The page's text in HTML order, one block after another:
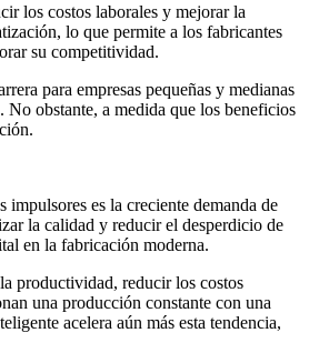
los costos laborales y mejorar la
lo que permite a los fabricantes
su competitividad.
para empresas pequeñas y medianas
obstante, a medida que los beneficios
es la creciente demanda de
la calidad y reducir el desperdicio de
en la fabricación moderna.
productividad, reducir los costos
una producción constante con una
acelera aún más esta tendencia,